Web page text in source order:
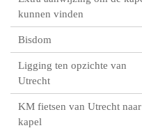
kunnen vinden
Bisdom
Ligging ten opzichte van
Utrecht
KM fietsen van Utrecht
kapel